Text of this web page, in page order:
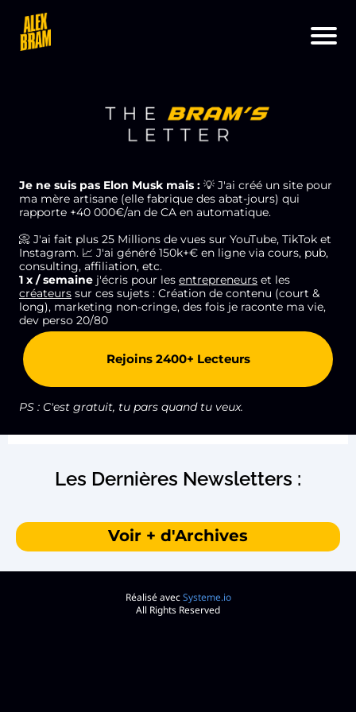
Je ne suis pas Elon Musk mais : 💡 J'ai créé un site pour
ma mère artisane (elle fabrique des abat-jours) qui
rapporte +40 000€/an de CA en automatique.
📀 J'ai fait plus 25 Millions de vues sur YouTube, TikTok et
Instagram. 📈 J'ai généré 150k+€ en ligne via cours, pub,
consulting, affiliation, etc.
1 x / semaine j'écris pour les entrepreneurs et les
créateurs sur ces sujets : Création de contenu (court &
long), marketing non-cringe, des fois je raconte ma vie,
dev perso 20/80
Rejoins 2400+ Lecteurs
PS : C'est gratuit, tu pars quand tu veux.
Les Dernières Newsletters :
Voir + d'Archives
Réalisé avecSysteme.io
All Rights Reserved